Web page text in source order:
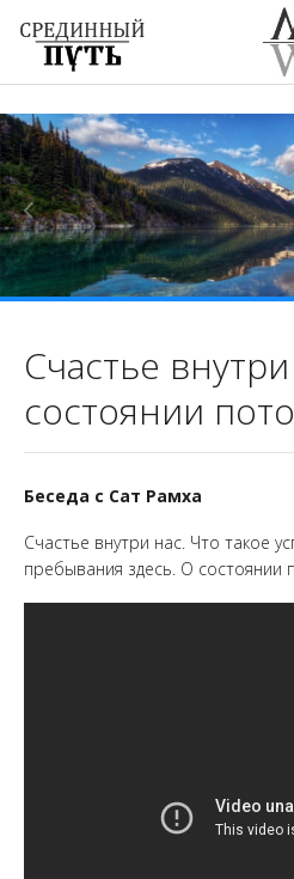
Счастье
состоянии
Беседа с Сат Рамха
Счастье внутри нас. Что такое
пребывания здесь. О состоянии